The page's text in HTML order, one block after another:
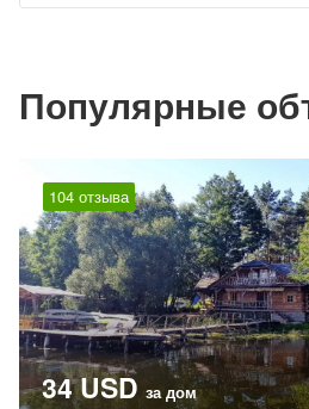
Популярные
104 отзыва
34 USD за дом